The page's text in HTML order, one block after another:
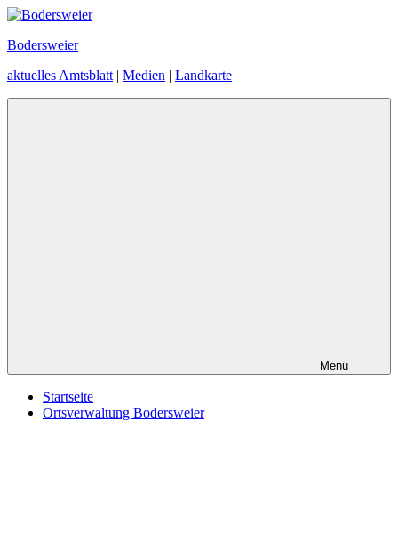
Zum
springen
Bodersweier
aktuelles Amtsblatt | Medien | Landkarte
Menü
Startseite
Ortsverwaltung Bodersweier